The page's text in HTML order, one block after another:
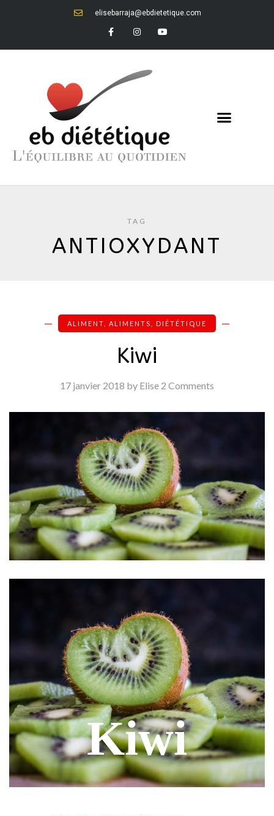
elisebarraja@ebdietetique.com
TAG
ANTIOXYDANT
ALIMENT ALIMENTS DIÉTÉTIQUE
Kiwi
17 janvier 2018 by Elise 2 Comments
Kiwi